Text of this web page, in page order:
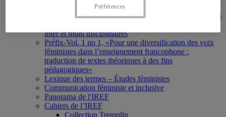
BiblioFEM-Portail bibliographique en études féministes
inter et multi disciplinaires
Préfix-Vol. 1 no 1, «Pour une diversification des voix
féministes dans l’enseignement francophone :
traduction de textes théoriques à des fins
pédagogiques»
Lexique des termes – Études féministes
Communication féministe et inclusive
Panorama de l'IREF
Cahiers de l’IREF
Collection Tremplin
Préférences